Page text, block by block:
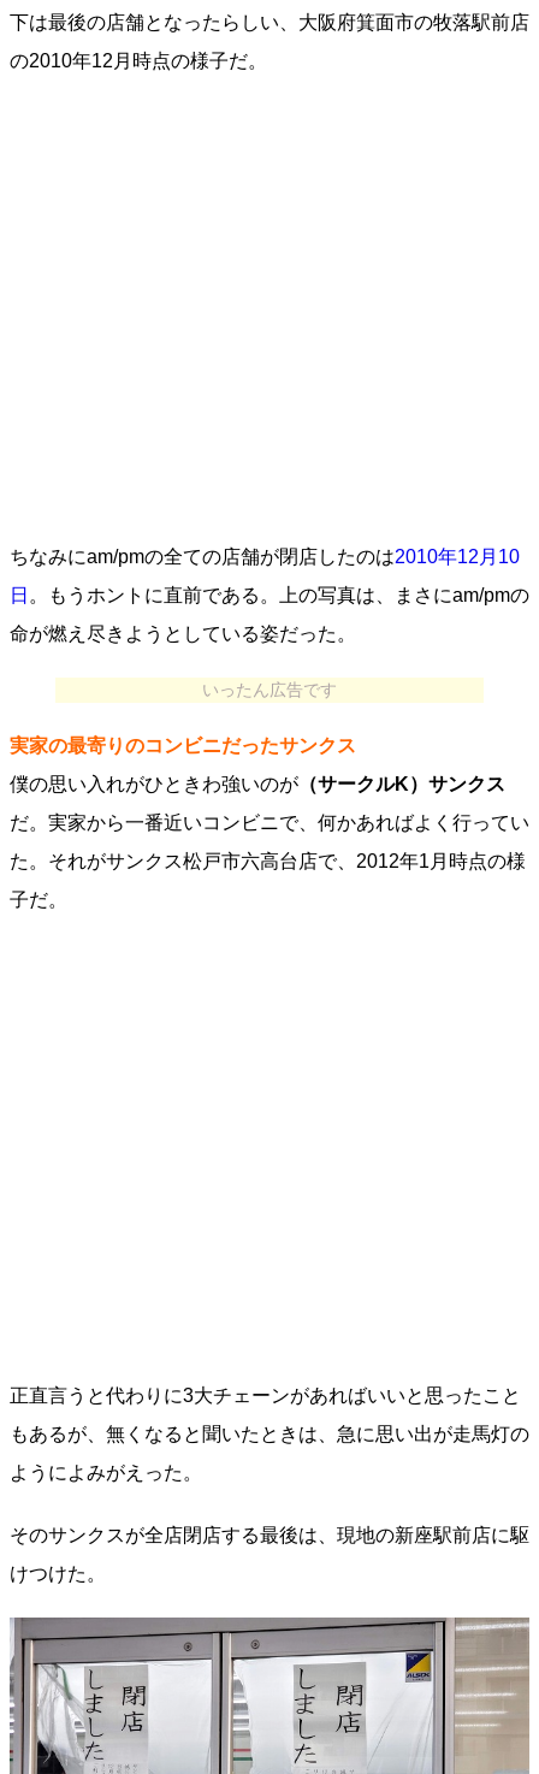
下は最後の店舗となったらしい、大阪府箕面市の牧落駅前店
の2010年12月時点の様子だ。
ちなみにam/pmの全ての店舗が閉店したのは2010年12月10
日 。もうホントに直前である。上の写真は、まさにam/pmの
命が燃え尽きようとしている姿だった。
いったん広告です
実家の最寄りのコンビニだったサンクス
僕の思い入れがひときわ強いのが （サークルK）サンクス
だ。実家から一番近いコンビニで、何かあればよく行ってい
た。それがサンクス松戸市六高台店で、2012年1月時点の様
子だ。
正直言うと代わりに3大チェーンがあればいいと思ったこと
もあるが、無くなると聞いたときは、急に思い出が走馬灯の
ようによみがえった。
そのサンクスが全店閉店する最後は、現地の新座駅前店に駆
けつけた。